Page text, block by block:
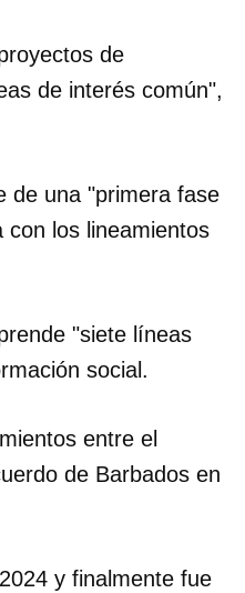
de
de interés común",
de una "primera fase
los lineamientos
"siete líneas
social.
entre el
de Barbados en
y finalmente fue